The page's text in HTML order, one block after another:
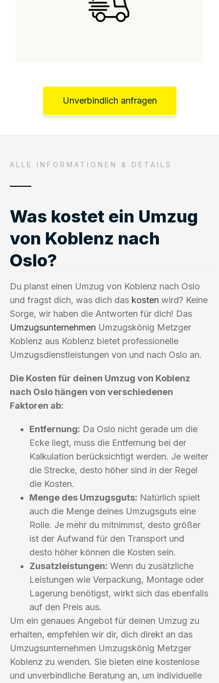
Unverbindlich anfragen
ALLE INFORMATIONEN & DETAILS
Was kostet ein Umzug
von Koblenz nach
Oslo?
Du planst einen Umzug von Koblenz nach Oslo
und fragst dich, was dich das kosten wird? Keine
Sorge, wir haben die Antworten für dich! Das
Umzugsunternehmen Umzugskönig Metzger
Koblenz aus Koblenz bietet professionelle
Umzugsdienstleistungen von und nach Oslo an.
Die Kosten für deinen Umzug von Koblenz
nach Oslo hängen von verschiedenen
Faktoren ab:
Entfernung: Da Oslo nicht gerade um die
Ecke liegt, muss die Entfernung bei der
Kalkulation berücksichtigt werden. Je weiter
die Strecke, desto höher sind in der Regel
die Kosten.
Menge des Umzugsguts: Natürlich spielt
auch die Menge deines Umzugsguts eine
Rolle. Je mehr du mitnimmst, desto größer
ist der Aufwand für den Transport und
desto höher können die Kosten sein.
Zusatzleistungen: Wenn du zusätzliche
Leistungen wie Verpackung, Montage oder
Lagerung benötigst, wirkt sich das ebenfalls
auf den Preis aus.
Um ein genaues Angebot für deinen Umzug zu
erhalten, empfehlen wir dir, dich direkt an das
Umzugsunternehmen Umzugskönig Metzger
Koblenz zu wenden. Sie bieten eine kostenlose
und unverbindliche Beratung an, um individuelle